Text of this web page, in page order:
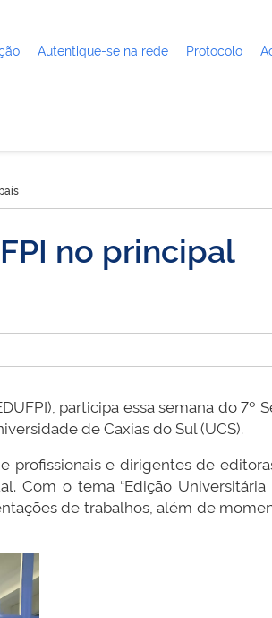
Autentique-se na rede Protocolo
no principal
participa essa semana do 7º
de Caxias do Sul (UCS).
profissionais e dirigentes de
Com o tema “Edição
de trabalhos, além de